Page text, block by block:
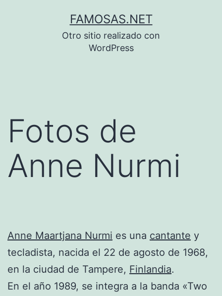
FAMOSAS.NET
Otro sitio realizado con
WordPress
Fotos de
Anne Nurmi
Anne Maartjana Nurmi es una cantante y
tecladista, nacida el 22 de agosto de 1968,
en la ciudad de Tampere, Finlandia.
En el año 1989, se integra a la banda «Two